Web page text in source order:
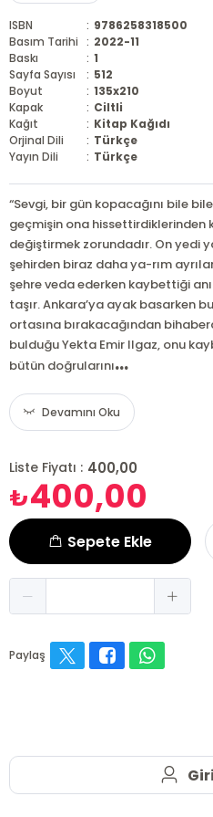
ISBN : 9786258318500
Basım Tarihi : 2022-11
Baskı
: 1
Sayfa Sayısı
: 512
Boyut
: 135x210
Kapak
: Ciltli
Kağıt
: Kitap Kağıdı
Orjinal Dili
: Türkçe
Yayın Dili
: Türkçe
“Sevgi, bir gün kopacağını bile
geçmişin ona hissettirdiklerinden
değiştirmek zorundadır. On yedi
şehirden biraz daha ya-rım
şehre veda ederken kaybettiği
taşır. Ankara’ya ayak basarken
ortasına bırakacağından
bulduğu Yekta Emir Ilgaz, onu
bütün doğrularını...
Devamını Oku
Liste Fiyatı : 400,00
₺400,00
Sepete Ekle
Paylaş